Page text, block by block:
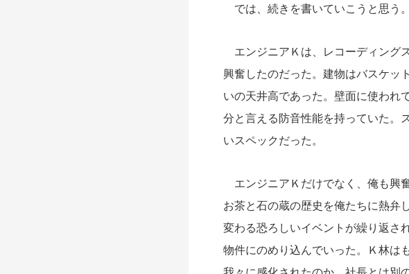
では、続きを書いていこうと思う。
エンジニアＫは、レコーディング
興奮したのだった。建物はバスケッ
いの天井高であった。壁面に使われ
分と言える防音性能を持っていた。
いスペックだった。
エンジニアＫだけでなく、俺も興
お茶と石の蔵の歴史を俺たちに熱弁
変わる恐ろしいイベントが繰り返さ
物件にのめり込んでいった。Ｋ林は